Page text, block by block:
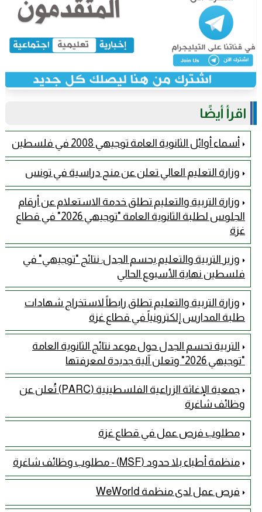
اقرأ أيضًا
أسماء أوائل الثانوية العامة توجيهي 2008 في فلسطين
وزارة التعليم العالي تعلن عن منح دراسية في تونس
وزارة التربية والتعليم تطلق خدمة الاستعلام عن أرقام
الجلوس لطلبة الثانوية العامة "توجيهي 2026" في قطاع
غزة
وزير التربية والتعليم يحسم الجدل: نتائج "توجيهي" في
فلسطين نهاية الأسبوع الحالي
وزارة التربية والتعليم تطلق رابطاً لاستخراج شهادات
طلبة المدارس إلكترونياً في قطاع غزة
التربية تحسم الجدل حول موعد نتائج الثانوية العامة
"توجيهي 2026" وتعلن آلية جديدة لمعرفتها
جمعية الإغاثة الزراعية الفلسطينية (PARC) تُعلن عن
وظائف شاغرة
مطلوب فرص عمل في قطاع غزة
منظمة أطباء بلا حدود (MSF) - مطلوب وظائف شاغرة
فرص عمل لدى منظمة WeWorld